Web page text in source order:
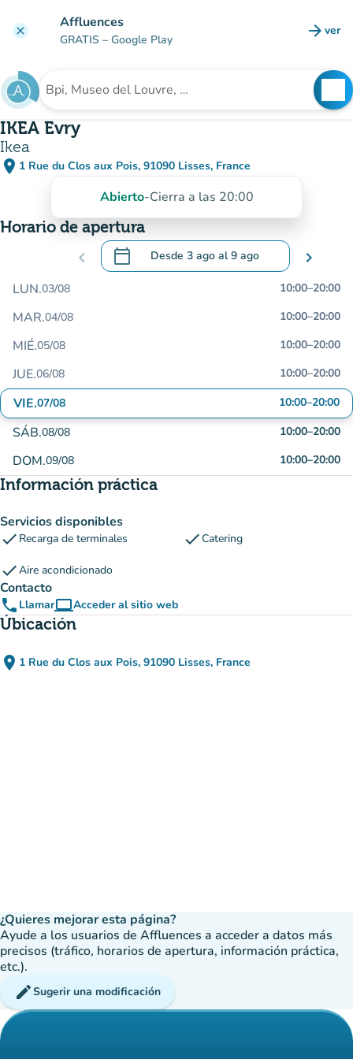
clear Affluences
GRATIS – Google Play arrow_forward ver
Buscar un establecimiento
IKEA Evry
Ikea
place 1 Rue du Clos aux Pois, 91090 Lisses, France
(abrir en Google Maps)
(nueva pestaña)
Abierto-Cierra a las 20:00
Horario de apertura
chevron_left calendar_today Desde 3 ago al9 ago
.Abra el calendario para cambiar las
chevron_right
LUN.03/08 10:00–20:00
MAR.04/08 10:00–20:00
MIÉ.05/08 10:00–20:00
JUE.06/08 10:00–20:00
VIE.07/08 10:00–20:00
SÁB.08/08 10:00–20:00
DOM.09/08 10:00–20:00
Información práctica
Servicios disponibles
check Recarga de terminales checkCatering
checkAire acondicionado
Contacto
phone LlamarcomputerAcceder al sitio web
(nueva pestaña)
Úbicación
place 1 Rue du Clos aux Pois, 91090 Lisses, France
(abrir en Google Maps)
(nueva pestaña)
¿Quieres mejorar esta página?
Ayude a los usuarios de Affluences a acceder a datos más
precisos (tráfico, horarios de apertura, información práctica,
etc.).
editSugerir una modificación